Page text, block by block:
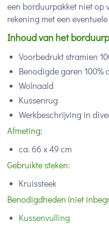
een borduurpakket niet op
rekening met een
Inhoud van het
Voorbedrukt stramien
Benodigde garen 100%
Wolnaald
Kussenrug
Werkbeschrijving in
Afmeting:
ca. 66 x 49 cm
Gebruikte steken:
Kruissteek
Benodigdheden (niet
Kussenvulling